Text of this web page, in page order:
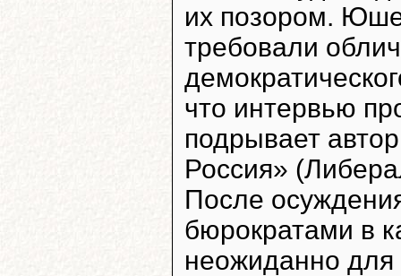
их позором.
требовали
что интервью
подрывает
Россия»
После
бюрократами в
неожиданно для